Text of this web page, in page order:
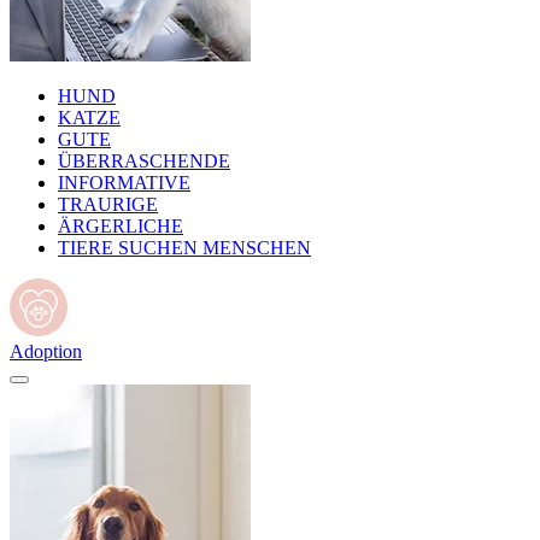
HUND
KATZE
GUTE
ÜBERRASCHENDE
INFORMATIVE
TRAURIGE
ÄRGERLICHE
TIERE SUCHEN MENSCHEN
Adoption